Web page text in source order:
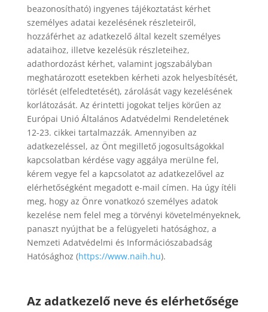
beazonosítható) ingyenes tájékoztatást kérhet
személyes adatai kezelésének részleteiről,
hozzáférhet az adatkezelő által kezelt személyes
adataihoz, illetve kezelésük részleteihez,
adathordozást kérhet, valamint jogszabályban
meghatározott esetekben kérheti azok helyesbítését,
törlését (elfeledtetését), zárolását vagy kezelésének
korlátozását. Az érintetti jogokat teljes körűen az
Európai Unió Általános Adatvédelmi Rendeletének
12-23. cikkei tartalmazzák. Amennyiben az
adatkezeléssel, az Önt megillető jogosultságokkal
kapcsolatban kérdése vagy aggálya merülne fel,
kérem vegye fel a kapcsolatot az adatkezelővel az
elérhetőségként megadott e-mail címen. Ha úgy ítéli
meg, hogy az Önre vonatkozó személyes adatok
kezelése nem felel meg a törvényi követelményeknek,
panaszt nyújthat be a felügyeleti hatósághoz, a
Nemzeti Adatvédelmi és Információszabadság
Hatósághoz (https://www.naih.hu).
Az adatkezelő neve és elérhetősége